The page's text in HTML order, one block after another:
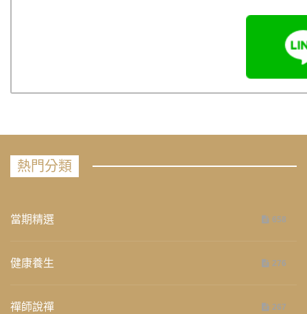
熱門分類
當期精選 658
健康養生 276
禪師說禪 267